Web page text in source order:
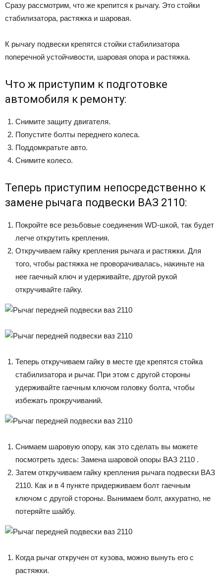
Сразу рассмотрим, что же крепится к рычагу. Это стойки
стабилизатора, растяжка и шаровая.
К рычагу подвески крепятся стойки стабилизатора
поперечной устойчивости, шаровая опора и растяжка.
Что ж приступим к подготовке
автомобиля к ремонту:
Снимите защиту двигателя.
Попустите болты переднего колеса.
Поддомкратьте авто.
Снимите колесо.
Теперь приступим непосредственно к
замене рычага подвески ВАЗ 2110:
Покройте все резьбовые соединения WD-шкой, так будет
легче открутить крепления.
Откручиваем гайку крепления рычага и растяжки. Для
того, чтобы растяжка не проворачивалась, накиньте на
нее гаечный ключ и удерживайте, другой рукой
откручивайте гайку.
Теперь откручиваем гайку в месте где крепятся стойка
стабилизатора и рычаг. При этом с другой стороны
удерживайте гаечным ключом головку болта, чтобы
избежать прокручиваний.
Снимаем шаровую опору, как это сделать вы можете
посмотреть здесь: Замена шаровой опоры ВАЗ 2110 .
Затем откручиваем гайку крепления рычага подвески ВАЗ
2110. Как и в 4 пункте придерживаем болт гаечным
ключом с другой стороны. Вынимаем болт, аккуратно, не
потеряйте шайбу.
Когда рычаг откручен от кузова, можно вынуть его с
растяжки.